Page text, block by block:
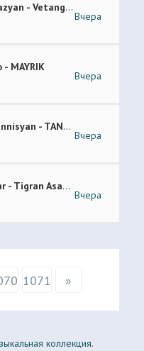
Vartan Taymazyan - Vetang Es
Вчера
MAYRIK
Вчера
Smbat Hovhannisyan - TANEM-TANEM
Вчера
Shaqar Shaqar - Tigran Asatryan & Vache Amaryan
Вчера
1071 »
коллекция.